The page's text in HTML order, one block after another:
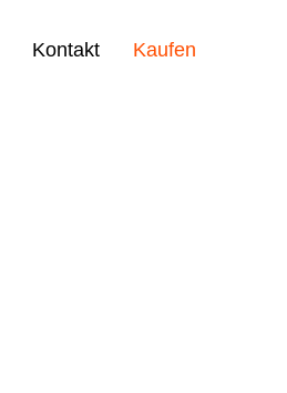
Kontakt Kaufen